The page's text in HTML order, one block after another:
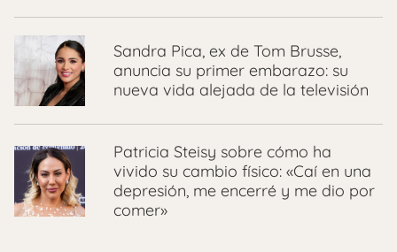
Sandra Pica, ex de Tom Brusse,
anuncia su primer embarazo: su
nueva vida alejada de la televisión
Patricia Steisy sobre cómo ha
vivido su cambio físico: «Caí en una
depresión, me encerré y me dio por
comer»